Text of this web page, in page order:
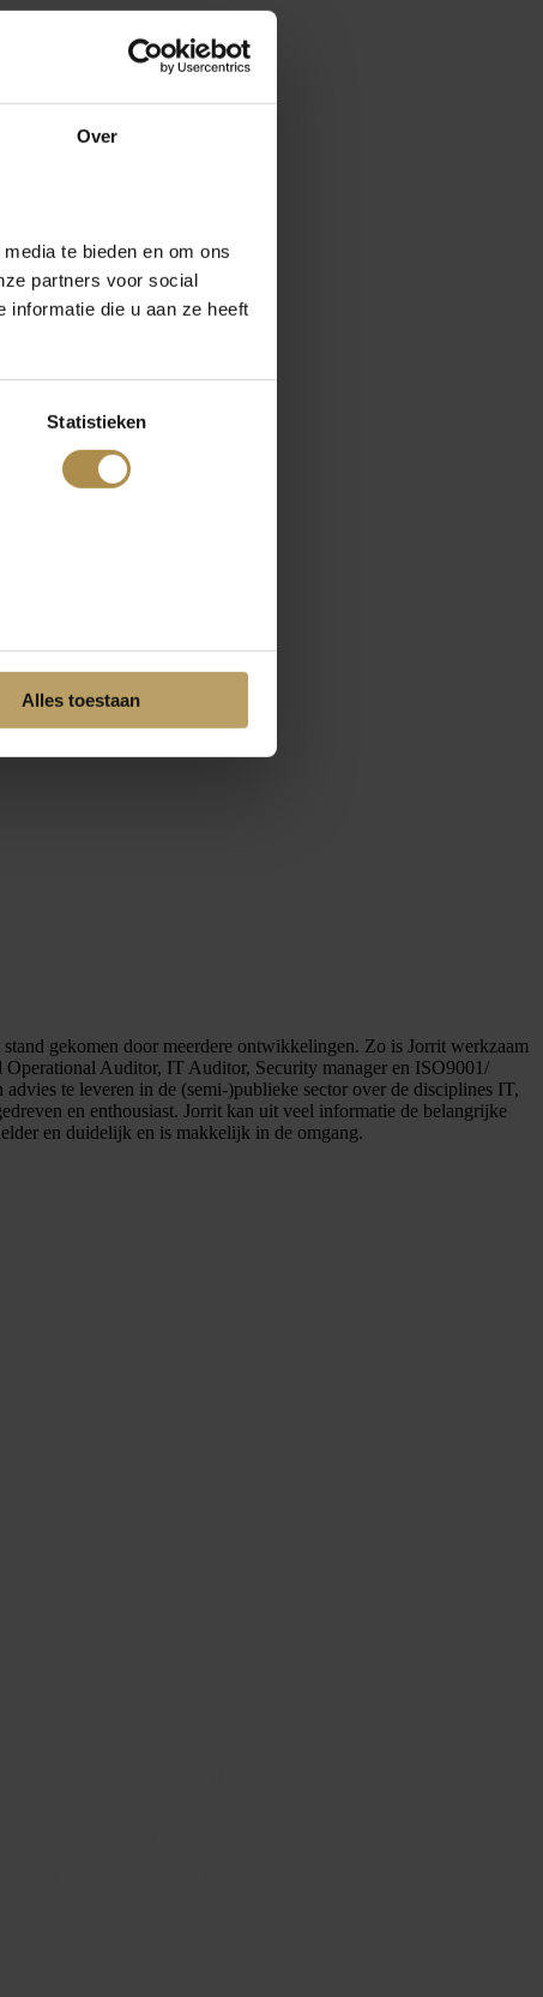
Over
te bieden en om ons
partners voor social
informatie die u aan ze heeft
Statistieken
Alles toestaan
gekomen door meerdere ontwikkelingen. Zo is Jorrit werkzaam
Auditor, IT Auditor, Security manager en ISO9001/
te leveren in de (semi-)publieke sector over de disciplines IT,
en enthousiast. Jorrit kan uit veel informatie de belangrijke
en duidelijk en is makkelijk in de omgang.